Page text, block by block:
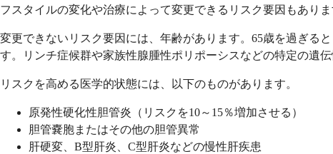
フスタイルの変化や治療によって変更できるリスク要因もありま
変更できないリスク要因には、年齢があります。65歳を過ぎる
す。リンチ症候群や家族性腺腫性ポリポーシスなどの特定の遺
リスクを高める医学的状態には、以下のものがあります。
原発性硬化性胆管炎（リスクを10～15％増加させる）
胆管嚢胞またはその他の胆管異常
肝硬変、B型肝炎、C型肝炎などの慢性肝疾患